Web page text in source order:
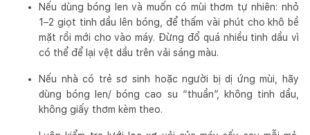
Nếu dùng bóng len và muốn có mùi thơm tự nhiên: nhỏ
1–2 giọt tinh dầu lên bóng, để thấm vài phút cho khô bề
mặt rồi mới cho vào máy. Đừng đổ quá nhiều tinh dầu vì
có thể để lại vệt dầu trên vải sáng màu.
Nếu nhà có trẻ sơ sinh hoặc người bị dị ứng mùi, hãy
dùng bóng len/ bóng cao su “thuần”, không tinh dầu,
không giấy thơm kèm theo.